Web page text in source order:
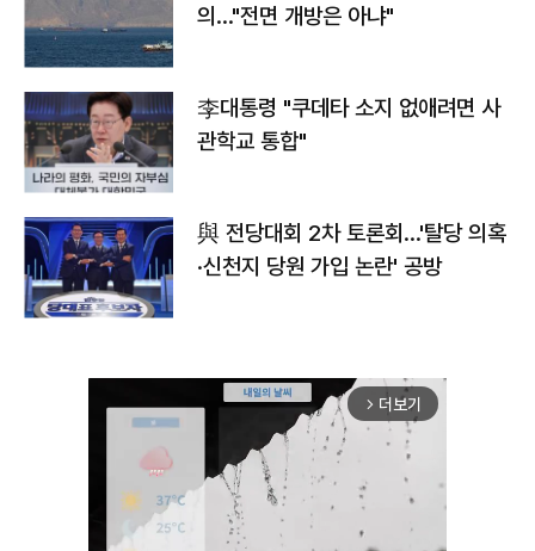
의…"전면 개방은 아냐"
李대통령 "쿠데타 소지 없애려면 사
관학교 통합"
與 전당대회 2차 토론회…'탈당 의혹
·신천지 당원 가입 논란' 공방
arrow_forward_ios 더보기